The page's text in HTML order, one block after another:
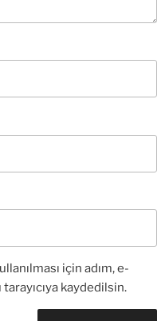
için adım, e-
kaydedilsin.